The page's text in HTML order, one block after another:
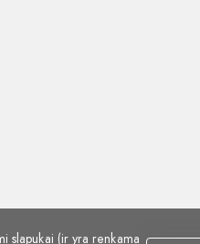
slapukai (ir yra renkama